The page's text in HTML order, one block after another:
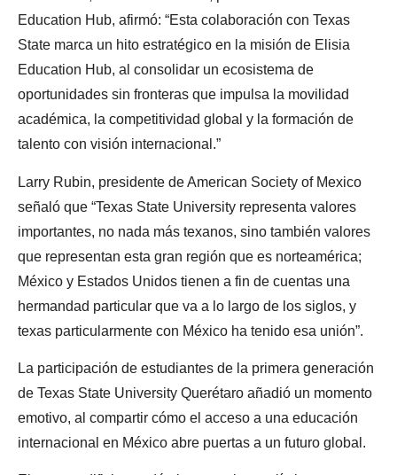
Education Hub, afirmó: “Esta colaboración con Texas
State marca un hito estratégico en la misión de Elisia
Education Hub, al consolidar un ecosistema de
oportunidades sin fronteras que impulsa la movilidad
académica, la competitividad global y la formación de
talento con visión internacional.”
Larry Rubin, presidente de American Society of Mexico
señaló que “Texas State University representa valores
importantes, no nada más texanos, sino también valores
que representan esta gran región que es norteamérica;
México y Estados Unidos tienen a fin de cuentas una
hermandad particular que va a lo largo de los siglos, y
texas particularmente con México ha tenido esa unión”.
La participación de estudiantes de la primera generación
de Texas State University Querétaro añadió un momento
emotivo, al compartir cómo el acceso a una educación
internacional en México abre puertas a un futuro global.